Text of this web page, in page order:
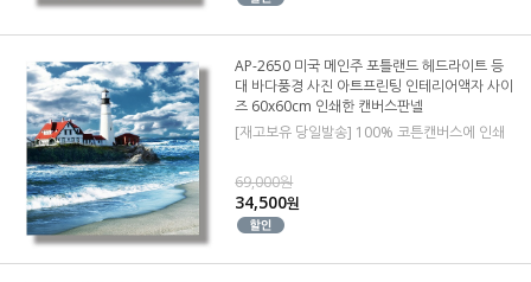
AP-2650 미국 메인주 포틀랜드 헤드라이트 등
대 바다풍경 사진 아트프린팅 인테리어액자 사이
즈 60x60cm 인쇄한 캔버스판넬
[재고보유 당일발송] 100% 코튼캔버스에 인쇄
69,000원
34,500원